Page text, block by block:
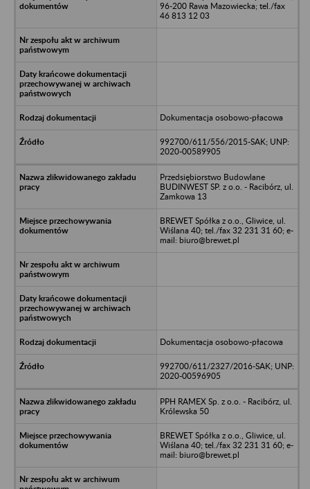
96-200 Rawa Mazowiecka; tel./fax
46 813 12 03
Dokumentacja osobowo-płacowa
992700/611/556/2015-SAK; UNP:
2020-00589905
Przedsiębiorstwo Budowlane
BUDINWEST SP. z o.o. - Racibórz, ul.
Zamkowa 13
BREWET Spółka z o.o., Gliwice, ul.
Wiślana 40; tel./fax 32 231 31 60; e-
mail: biuro@brewet.pl
Dokumentacja osobowo-płacowa
992700/611/2327/2016-SAK; UNP:
2020-00596905
PPH RAMEX Sp. z o.o. - Racibórz, ul.
Królewska 50
BREWET Spółka z o.o., Gliwice, ul.
Wiślana 40; tel./fax 32 231 31 60; e-
mail: biuro@brewet.pl